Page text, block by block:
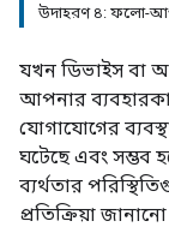
উদাহরণ ৪: ফলো-আপ
যখন ডিভাইস বা
আপনার
যোগাযোগের
ঘটেছে এবং সম্ভব
ব্যর্থতার
প্রতিক্রিয়া